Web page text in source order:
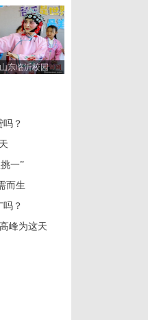
振兴“金钥匙”
东临沂校园
？
一”
而生
？
峰为这天